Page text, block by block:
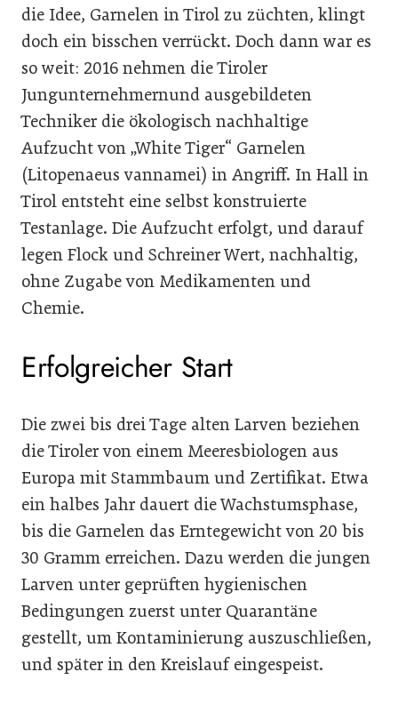
die Idee, Garnelen in Tirol zu züchten, klingt
doch ein bisschen verrückt. Doch dann war es
so weit: 2016 nehmen die Tiroler
Jungunternehmernund ausgebildeten
Techniker die ökologisch nachhaltige
Aufzucht von „White Tiger“ Garnelen
(Litopenaeus vannamei) in Angriff. In Hall in
Tirol entsteht eine selbst konstruierte
Testanlage. Die Aufzucht erfolgt, und darauf
legen Flock und Schreiner Wert, nachhaltig,
ohne Zugabe von Medikamenten und
Chemie.
Erfolgreicher Start
Die zwei bis drei Tage alten Larven beziehen
die Tiroler von einem Meeresbiologen aus
Europa mit Stammbaum und Zertifikat. Etwa
ein halbes Jahr dauert die Wachstumsphase,
bis die Garnelen das Erntegewicht von 20 bis
30 Gramm erreichen. Dazu werden die jungen
Larven unter geprüften hygienischen
Bedingungen zuerst unter Quarantäne
gestellt, um Kontaminierung auszuschließen,
und später in den Kreislauf eingespeist.